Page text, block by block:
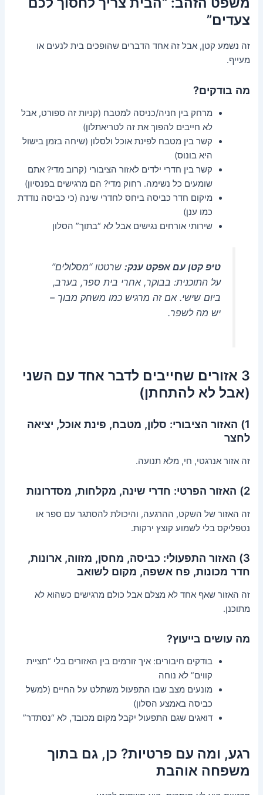
צעדים”
זה נשמע קטן, אבל זה אחד הדברים שהופכים בית לנעים או
מעייף.
מה בודקים?
מרחק בין חניה/כניסה למטבח (קניות זה ספורט, אבל
לא חייבים להפוך את זה לטריאתלון)
קשר בין מטבח לפינת אוכל ולסלון (שיחה בזמן בישול
היא בונוס)
קשר בין חדרי ילדים לאזור הציבורי (קרוב מדי? אתם
שומעים כל נשימה. רחוק מדי? הם מרגישים בפנסיון)
מיקום חדר כביסה ביחס לחדרי שינה (כי כביסה נודדת
כמו ענן)
שירותי אורחים נגישים אבל לא “בתוך” הסלון
טיפ קטן עם אפקט ענק:שרטטו “מסלולים”
על התוכנית: בבוקר, אחרי בית ספר, בערב,
ביום שישי. אם זה מרגיש כמו משחק מבוך –
יש מה לשפר.
3 אזורים שחייבים לדבר אחד עם השני
(אבל לא להתחתן)
1) האזור הציבורי: סלון, מטבח, פינת אוכל, יציאה
לחצר
זה אזור אנרגטי, חי, מלא תנועה.
2) האזור הפרטי: חדרי שינה, מקלחות, מסדרונות
זה האזור של השקט, ההרגעה, והיכולת להסתגר עם ספר או
נטפליקס בלי לשמוע קוצץ ירקות.
3) האזור התפעולי: כביסה, מחסן, מזווה, ארונות,
חדר מכונות, פח אשפה, מקום לשואב
זה האזור שאף אחד לא מצלם אבל כולם מרגישים כשהוא לא
מתוכנן.
מה עושים בייעוץ?
בודקים חיבורים: איך זורמים בין האזורים בלי “חציית
קווים” לא נוחה
מונעים מצב שבו התפעול משתלט על החיים (למשל
כביסה באמצע הסלון)
דואגים שגם התפעול יקבל מקום מכובד, לא “נסתדר”
רגע, ומה עם פרטיות? כן, גם בתוך
משפחה אוהבת